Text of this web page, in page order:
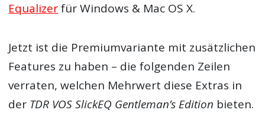
Equalizerfür Windows & Mac OS X.
Jetzt ist die Premiumvariante mit zusätzlichen
Features zu haben – die folgenden Zeilen
verraten, welchen Mehrwert diese Extras in
der TDR VOS SlickEQ Gentleman’s Edition bieten.